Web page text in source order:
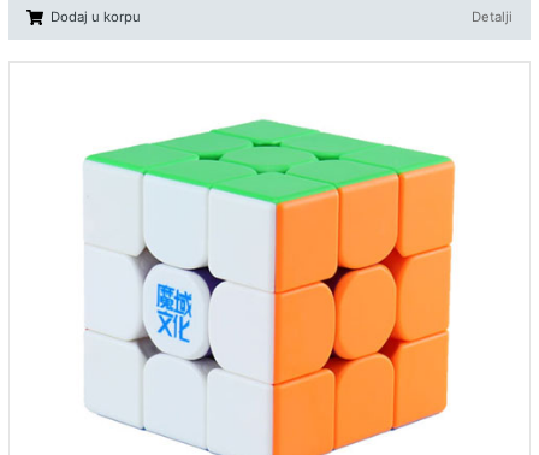
Dodaj u korpu Detalji